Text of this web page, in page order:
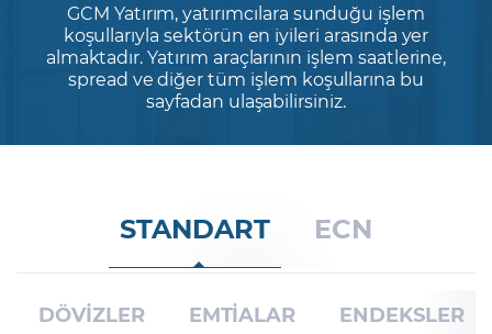
Şifremi Unuttum
GCM Yatırım, yatırımcılara sunduğu işlem
koşullarıyla sektörün en iyileri arasında yer
almaktadır. Yatırım araçlarının işlem saatlerine,
spread ve diğer tüm işlem koşullarına bu
sayfadan ulaşabilirsiniz.
STANDART ECN
DÖVİZLER EMTİALAR ENDEKSLER